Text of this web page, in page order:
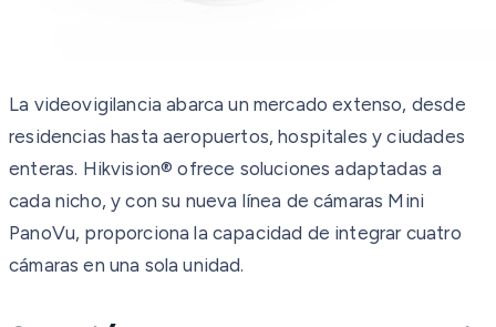
La videovigilancia abarca un mercado extenso, desde
residencias hasta aeropuertos, hospitales y ciudades
enteras. Hikvision® ofrece soluciones adaptadas a
cada nicho, y con su nueva línea de cámaras Mini
PanoVu, proporciona la capacidad de integrar cuatro
cámaras en una sola unidad.